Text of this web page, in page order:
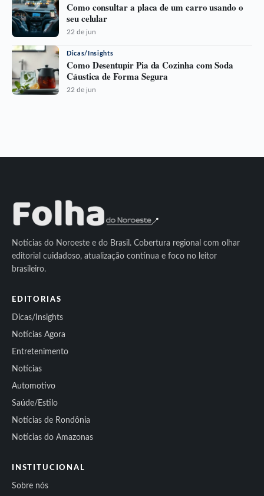
Como consultar a placa de um carro usando o
seu celular
22 de jun
Dicas/Insights
Como Desentupir Pia da Cozinha com Soda
Cáustica de Forma Segura
22 de jun
Notícias do Noroeste e do Brasil. Cobertura regional com olhar
editorial cuidadoso, atualização contínua e foco no leitor
brasileiro.
EDITORIAS
Dicas/Insights
Notícias Agora
Entretenimento
Notícias
Automotivo
Saúde/Estilo
Notícias de Rondônia
Notícias do Amazonas
INSTITUCIONAL
Sobre nós